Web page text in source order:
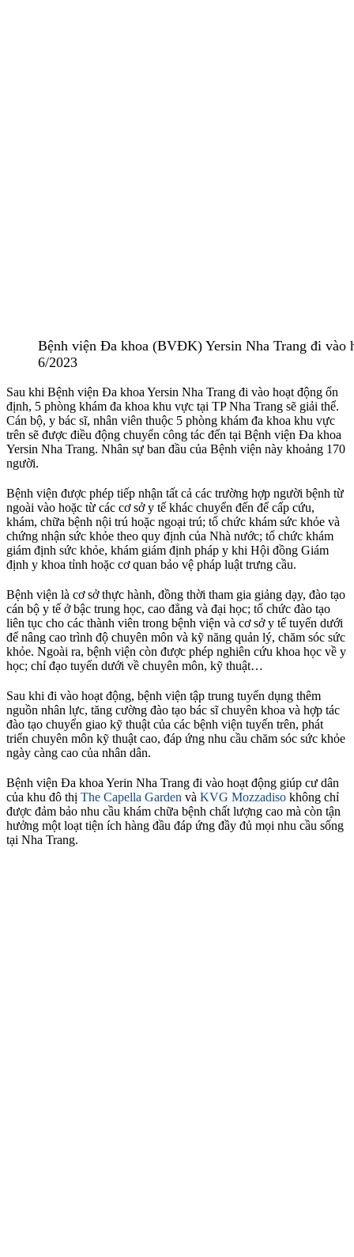
Bệnh viện Đa khoa (BVĐK) Yersin Nha Trang đi vào
6/2023
Sau khi Bệnh viện Đa khoa Yersin Nha Trang đi vào hoạt động ổn
định, 5 phòng khám đa khoa khu vực tại TP Nha Trang sẽ giải thể.
Cán bộ, y bác sĩ, nhân viên thuộc 5 phòng khám đa khoa khu vực
trên sẽ được điều động chuyển công tác đến tại Bệnh viện Đa khoa
Yersin Nha Trang. Nhân sự ban đầu của Bệnh viện này khoảng 170
người.
Bệnh viện được phép tiếp nhận tất cả các trường hợp người bệnh từ
ngoài vào hoặc từ các cơ sở y tế khác chuyển đến để cấp cứu,
khám, chữa bệnh nội trú hoặc ngoại trú; tổ chức khám sức khỏe và
chứng nhận sức khỏe theo quy định của Nhà nước; tổ chức khám
giám định sức khỏe, khám giám định pháp y khi Hội đồng Giám
định y khoa tỉnh hoặc cơ quan bảo vệ pháp luật trưng cầu.
Bệnh viện là cơ sở thực hành, đồng thời tham gia giảng dạy, đào tạo
cán bộ y tế ở bậc trung học, cao đẳng và đại học; tổ chức đào tạo
liên tục cho các thành viên trong bệnh viện và cơ sở y tế tuyến dưới
để nâng cao trình độ chuyên môn và kỹ năng quản lý, chăm sóc sức
khỏe. Ngoài ra, bệnh viện còn được phép nghiên cứu khoa học về y
học; chỉ đạo tuyến dưới về chuyên môn, kỹ thuật…
Sau khi đi vào hoạt động, bệnh viện tập trung tuyển dụng thêm
nguồn nhân lực, tăng cường đào tạo bác sĩ chuyên khoa và hợp tác
đào tạo chuyển giao kỹ thuật của các bệnh viện tuyến trên, phát
triển chuyên môn kỹ thuật cao, đáp ứng nhu cầu chăm sóc sức khỏe
ngày càng cao của nhân dân.
Bệnh viện Đa khoa Yerin Nha Trang đi vào hoạt động giúp cư dân
của khu đô thị The Capella Garden và KVG Mozzadiso không chỉ
được đảm bảo nhu cầu khám chữa bệnh chất lượng cao mà còn tận
hưởng một loạt tiện ích hàng đầu đáp ứng đầy đủ mọi nhu cầu sống
tại Nha Trang.